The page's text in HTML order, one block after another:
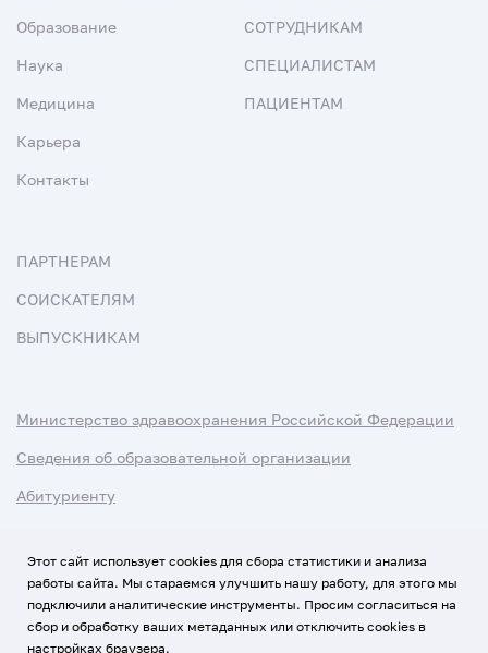
Образование
Наука
Медицина
Карьера
Контакты
СОТРУДНИКАМ
СПЕЦИАЛИСТАМ
ПАЦИЕНТАМ
ПАРТНЕРАМ
СОИСКАТЕЛЯМ
ВЫПУСКНИКАМ
Министерство здравоохранения Российской Федерации
Сведения об образовательной организации
Абитуриенту
Политика обработки персональных данных
Этот сайт использует cookies для сбора статистики и анализа
работы сайта. Мы стараемся улучшить нашу работу, для этого мы
подключили аналитические инструменты. Просим согласиться на
сбор и обработку ваших метаданных или отключить cookies в
настройках браузера.